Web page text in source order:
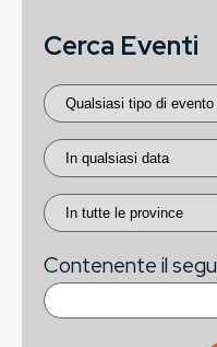
Cerca Eventi
Contenente il